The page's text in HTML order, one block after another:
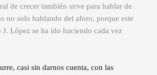
de crecer también sirve para hablar de
no solo hablando del aforo, porque este
J. López se ha ido haciendo cada vez
casi sin darnos cuenta, con las